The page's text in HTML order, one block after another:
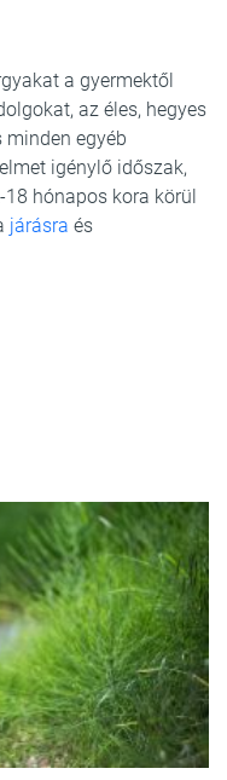
a gyermektől
az éles, hegyes
egyéb
igénylő időszak,
hónapos kora körül
járásra és